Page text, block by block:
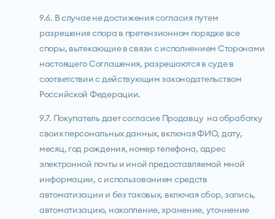
9.6. В случае не достижения согласия путем
разрешения спора в претензионном порядке все
споры, вытекающие в связи с исполнением Сторонами
настоящего Соглашения, разрешаются в суде в
соответствии с действующим законодательством
Российской Федерации.
9.7. Покупатель дает согласие Продавцу на обработку
своих персональных данных, включая ФИО, дату,
месяц, год рождения, номер телефона, адрес
электронной почты и иной предоставляемой мной
информации, с использованием средств
автоматизации и без таковых, включая сбор, запись,
автоматизацию, накопление, хранение, уточнение